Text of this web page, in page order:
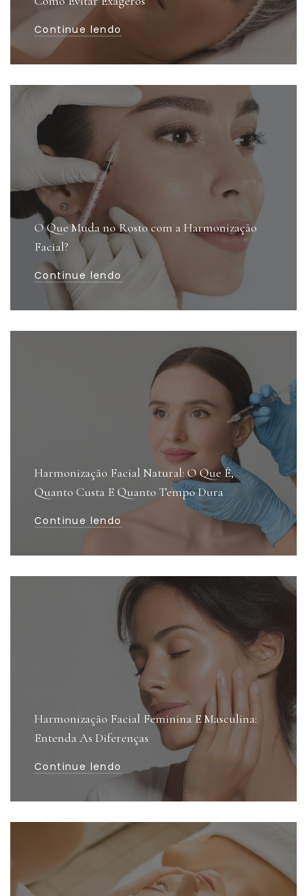
Continue lendo
O Que Muda no Rosto com a Harmonização
Facial?
Continue lendo
Harmonização Facial Natural: O Que É,
Quanto Custa E Quanto Tempo Dura
Continue lendo
Harmonização Facial Feminina E Masculina:
Entenda As Diferenças
Continue lendo